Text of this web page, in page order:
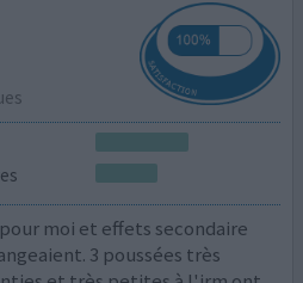
moi et effets secondaire
3 poussées très